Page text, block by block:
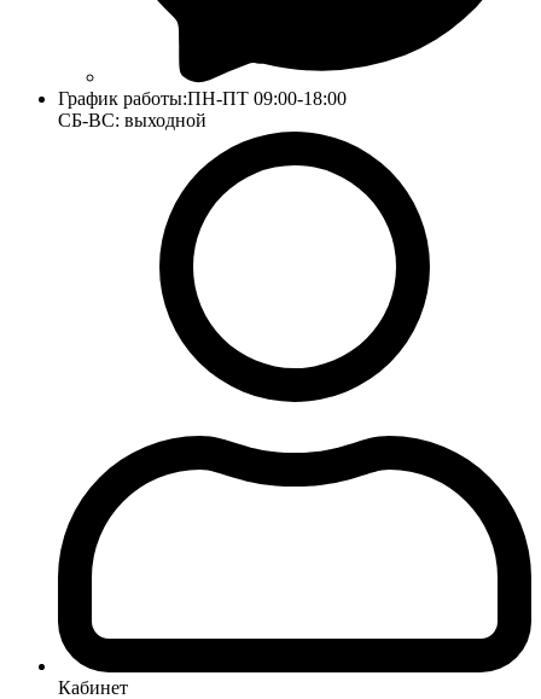
График работы:ПН-ПТ 09:00-18:00
СБ-ВС: выходной
Кабинет